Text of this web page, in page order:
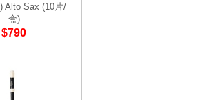
Alto Sax (10片/
盒)
$790